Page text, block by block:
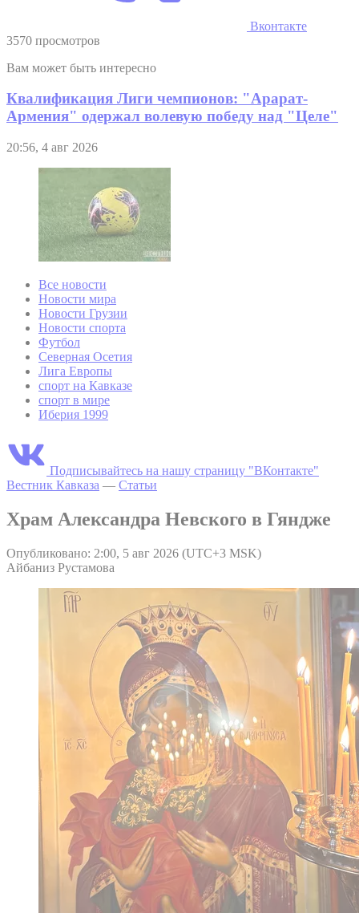
Вконтакте
3570 просмотров
Вам может быть интересно
Квалификация Лиги чемпионов: "Арарат-
Армения" одержал волевую победу над "Целе"
20:56, 4 авг 2026
Все новости
Новости мира
Новости Грузии
Новости спорта
Футбол
Северная Осетия
Лига Европы
спорт на Кавказе
спорт в мире
Иберия 1999
Подписывайтесь на нашу страницу "ВКонтакте"
Вестник Кавказа — Статьи
Храм Александра Невского в Гяндже
Опубликовано: 2:00, 5 авг 2026 (UTC+3 MSK)
Айбаниз Рустамова